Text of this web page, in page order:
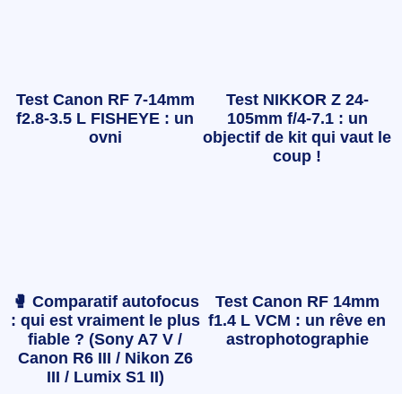
Test Canon RF 7-14mm
f2.8-3.5 L FISHEYE : un
ovni
Test NIKKOR Z 24-
105mm f/4-7.1 : un
objectif de kit qui vaut le
coup !
🥊 Comparatif autofocus
: qui est vraiment le plus
fiable ? (Sony A7 V /
Canon R6 III / Nikon Z6
III / Lumix S1 II)
Test Canon RF 14mm
f1.4 L VCM : un rêve en
astrophotographie